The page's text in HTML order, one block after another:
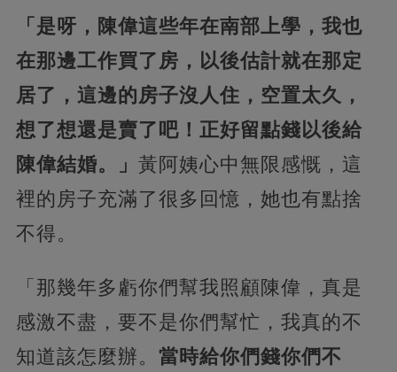
「是呀，陳偉這些年在南部上學，我也
在那邊工作買了房，以後估計就在那定
居了，這邊的房子沒人住，空置太久，
想了想還是賣了吧！正好留點錢以後給
陳偉結婚。」 黃阿姨心中無限感慨，這
裡的房子充滿了很多回憶，她也有點捨
不得。
「那幾年多虧你們幫我照顧陳偉，真是
感激不盡，要不是你們幫忙，我真的不
知道該怎麼辦。 當時給你們錢你們不